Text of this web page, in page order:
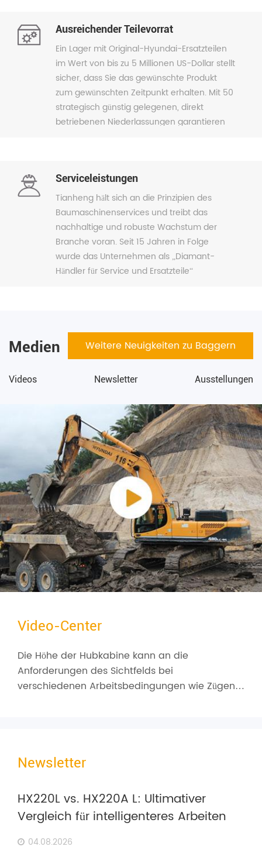
Maschinenhandel, Ersatzteile, Kundendienst,
Gebrauchtmaschinen, Finanzierung,
technische Unterstützung und
Sonderanfertigungen. Tianheng Weiye ist
ein diversifiziertes, etabliertes und stabiles
Unternehmen mit zuverlässigem und
vertrauenswürdigem Service.
Ausreichender Teilevorrat
Ein Lager mit Original-Hyundai-Ersatzteilen
im Wert von bis zu 5 Millionen US-Dollar stellt
sicher, dass Sie das gewünschte Produkt
zum gewünschten Zeitpunkt erhalten. Mit 50
strategisch günstig gelegenen, direkt
betriebenen Niederlassungen garantieren
Serviceleistungen
Tianheng hält sich an die Prinzipien des
Baumaschinenservices und treibt das
nachhaltige und robuste Wachstum der
Branche voran. Seit 15 Jahren in Folge
wurde das Unternehmen als „Diamant-
Händler für Service und Ersatzteile“
Servicestandard, exzellenter Servicequalität
und positivem Kundenfeedback genießt
Tianheng in China einen hervorragenden
Ruf und hohes Ansehen in der Branche
Medien
Videos Newsletter Ausstellungen
Weitere Neuigkeiten zu Baggern
Video-Center
Die Höhe der Hubkabine kann an die
Anforderungen des Sichtfelds bei
verschiedenen Arbeitsbedingungen wie Zügen,
Newsletter
HX220L vs. HX220A L: Ultimativer
Vergleich für intelligenteres Arbeiten
04.08.2026